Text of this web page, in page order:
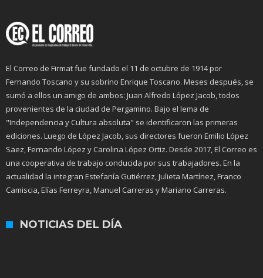
El Correo de Firmat fue fundado el 11 de octubre de 1914 por
Fernando Toscano y su sobrino Enrique Toscano. Meses después, se
sumó a ellos un amigo de ambos: Juan Alfredo López Jacob, todos
provenientes de la ciudad de Pergamino. Bajo el lema de
"Independencia y Cultura absoluta" se identificaron las primeras
ediciones. Luego de López Jacob, sus directores fueron Emilio López
Saez, Fernando López y Carolina López Ortiz. Desde 2017, El Correo es
una cooperativa de trabajo conducida por sus trabajadores. En la
actualidad la integran Estefanía Gutiérrez, Julieta Martínez, Franco
Camiscia, Elías Ferreyra, Manuel Carreras y Mariano Carreras.
NOTICIAS DEL DÍA